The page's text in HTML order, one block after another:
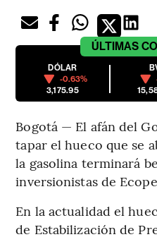
ÚLTIMAS
DÓLAR
-0.63%
3,175.95
Bogotá — El afán del
tapar el hueco que se
la gasolina terminará
inversionistas de
En la actualidad el
de Estabilización de